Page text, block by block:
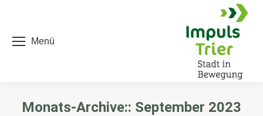
Menü
Monats-Archive:: September 2023